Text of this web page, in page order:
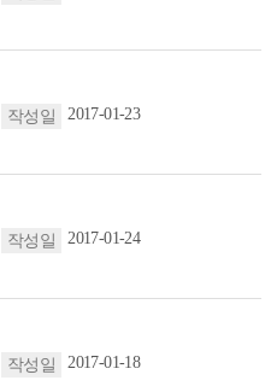
2017-01-23
2017-01-24
2017-01-18